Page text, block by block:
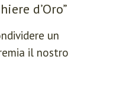
d’Oro”
un
il nostro
just a few